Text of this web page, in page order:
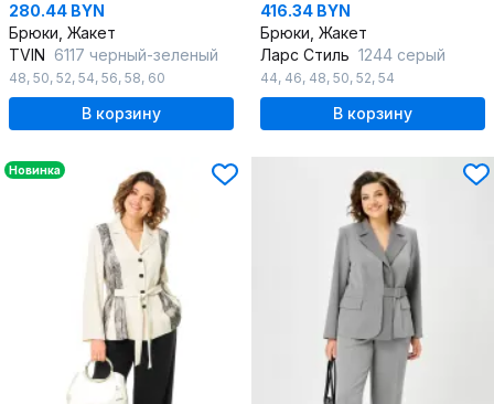
280.44 BYN
Брюки, Жакет
TVIN 6117 черный-зеленый
48, 50, 52, 54, 56, 58, 60
В корзину
416.34 BYN
Брюки, Жакет
Ларс Стиль 1244 серый
44, 46, 48, 50, 52, 54
В корзину
Новинка